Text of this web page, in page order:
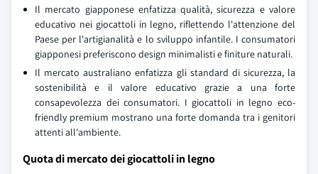
Il mercato giapponese enfatizza qualità, sicurezza e valore
educativo nei giocattoli in legno, riflettendo l'attenzione del
Paese per l'artigianalità e lo sviluppo infantile. I consumatori
giapponesi preferiscono design minimalisti e finiture naturali.
Il mercato australiano enfatizza gli standard di sicurezza, la
sostenibilità e il valore educativo grazie a una forte
consapevolezza dei consumatori. I giocattoli in legno eco-
friendly premium mostrano una forte domanda tra i genitori
attenti all'ambiente.
Quota di mercato dei giocattoli in legno